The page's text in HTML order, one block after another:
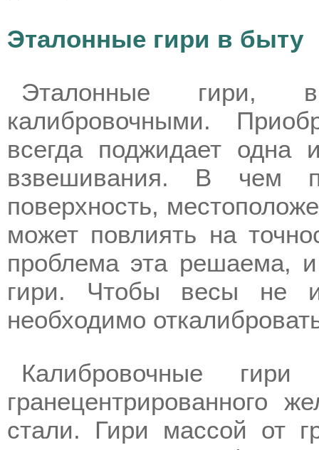
Эталонные гири в быту
Эталонные гири,
калибровочными.
всегда поджидает
взвешивания. В чем
поверхность,
может повлиять на
проблема эта решаема,
гири. Чтобы весы не
необходимо
Калибровочные гири
гранецентрированного
стали. Гири массой от